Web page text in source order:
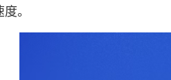
。